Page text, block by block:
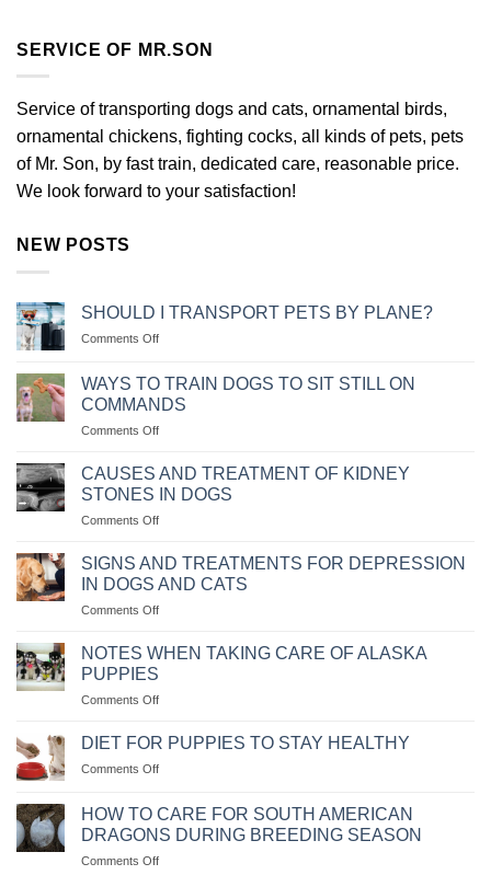
SERVICE OF MR.SON
Service of transporting dogs and cats, ornamental birds,
ornamental chickens, fighting cocks, all kinds of pets, pets
of Mr. Son, by fast train, dedicated care, reasonable price.
We look forward to your satisfaction!
NEW POSTS
SHOULD I TRANSPORT PETS BY PLANE?
Comments Offon
VẬN
CHUYỂN
THÚ
CƯNG
MÁY
BAY
KHÔNG?
WAYS TO TRAIN DOGS TO SIT STILL ON
COMMANDS
Comments Offon
CÁCH
HUẤN
LUYỆN
CHÓ
IM
THEO
CAUSES AND TREATMENT OF KIDNEY
STONES IN DOGS
Comments Offon
NHÂN
VÀ
CÁCH
CHỮA
CHÓ
SIGNS AND TREATMENTS FOR DEPRESSION
IN DOGS AND CATS
Comments Offon
DẤU
CÁCH
TRỊ
BỊ
TRẦM
NOTES WHEN TAKING CARE OF ALASKA
PUPPIES
Comments Offon
LƯU
SÓC
CHÓ
DIET FOR PUPPIES TO STAY HEALTHY
Comments Offon
ĐỘ
KHẨU
PHẦN
ĂN
HOW TO CARE FOR SOUTH AMERICAN
DRAGONS DURING BREEDING SEASON
Comments Offon